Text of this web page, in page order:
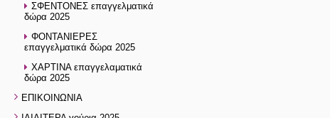
ΣΦΕΝΤΟΝΕΣ επαγγελματικά
δώρα 2025
ΦΟΝΤΑΝΙΕΡΕΣ
επαγγελματικά δώρα 2025
ΧΑΡΤΙΝΑ επαγγελαματικά
δώρα 2025
ΕΠΙΚΟΙΝΩΝΙΑ